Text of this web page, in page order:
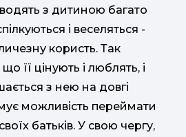
з дитиною багато
і веселяться -
користь. Так
її цінують і люблять, і
з нею на довгі
можливість переймати
батьків. У свою чергу,